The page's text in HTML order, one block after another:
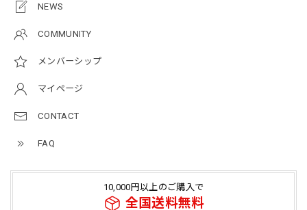
NEWS
COMMUNITY
メンバーシップ
マイページ
CONTACT
FAQ
10,000円以上のご購入で
全国送料無料